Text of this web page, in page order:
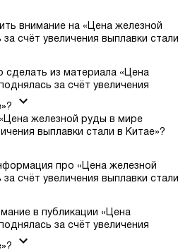
внимание на «Цена железной
счёт увеличения выплавки стали
из материала «Цена
за счёт увеличения
железной руды в мире
выплавки стали в Китае»?
про «Цена железной
счёт увеличения выплавки стали
в публикации «Цена
за счёт увеличения